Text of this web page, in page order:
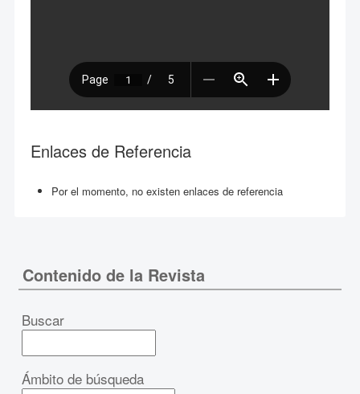
Enlaces de Referencia
Por el momento, no existen enlaces de referencia
Contenido de la Revista
Buscar
Ámbito de búsqueda